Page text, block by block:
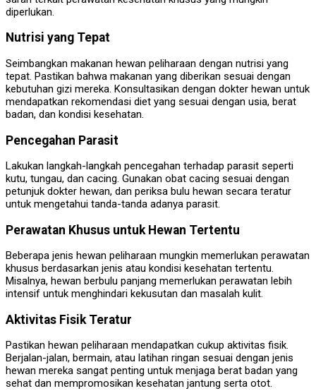
diperlukan.
Nutrisi yang Tepat
Seimbangkan makanan hewan peliharaan dengan nutrisi yang
tepat. Pastikan bahwa makanan yang diberikan sesuai dengan
kebutuhan gizi mereka. Konsultasikan dengan dokter hewan untuk
mendapatkan rekomendasi diet yang sesuai dengan usia, berat
badan, dan kondisi kesehatan.
Pencegahan Parasit
Lakukan langkah-langkah pencegahan terhadap parasit seperti
kutu, tungau, dan cacing. Gunakan obat cacing sesuai dengan
petunjuk dokter hewan, dan periksa bulu hewan secara teratur
untuk mengetahui tanda-tanda adanya parasit.
Perawatan Khusus untuk Hewan Tertentu
Beberapa jenis hewan peliharaan mungkin memerlukan perawatan
khusus berdasarkan jenis atau kondisi kesehatan tertentu.
Misalnya, hewan berbulu panjang memerlukan perawatan lebih
intensif untuk menghindari kekusutan dan masalah kulit.
Aktivitas Fisik Teratur
Pastikan hewan peliharaan mendapatkan cukup aktivitas fisik.
Berjalan-jalan, bermain, atau latihan ringan sesuai dengan jenis
hewan mereka sangat penting untuk menjaga berat badan yang
sehat dan mempromosikan kesehatan jantung serta otot.